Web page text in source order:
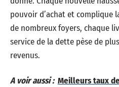
pouvoir d’achat et complique
de nombreux foyers, chaque
service de la dette pèse de
revenus.
A voir aussi : Meilleurs taux